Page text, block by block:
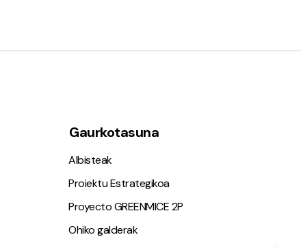
Gaurkotasuna
Albisteak
Proiektu Estrategikoa
Proyecto GREENMICE 2P
Ohiko galderak